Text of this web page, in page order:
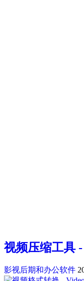
视频压缩工具 -
影视后期和办公软件